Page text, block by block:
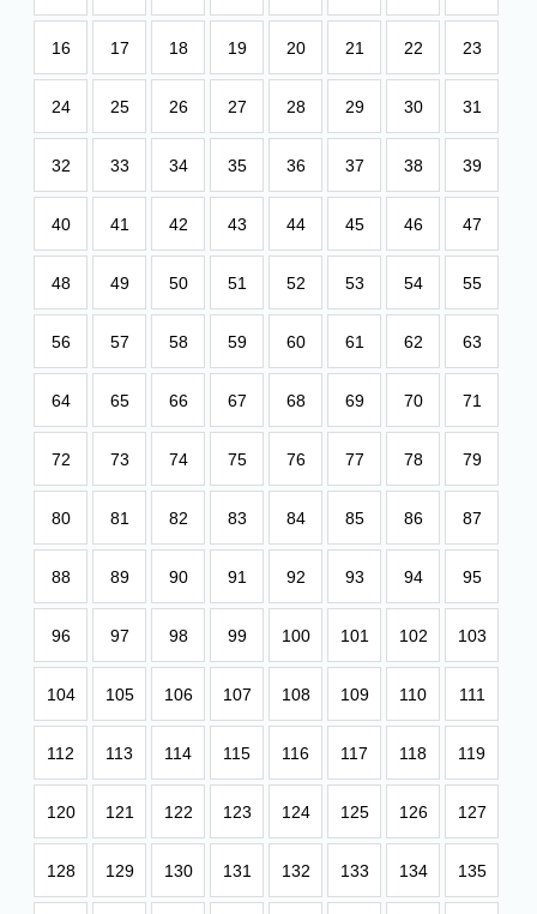
16 17 18 19 20 21 22 23
24 25 26 27 28 29 30 31
32 33 34 35 36 37 38 39
40 41 42 43 44 45 46 47
48 49 50 51 52 53 54 55
56 57 58 59 60 61 62 63
64 65 66 67 68 69 70 71
72 73 74 75 76 77 78 79
80 81 82 83 84 85 86 87
88 89 90 91 92 93 94 95
96 97 98 99 100 101 102 103
104 105 106 107 108 109 110 111
112 113 114 115 116 117 118 119
120 121 122 123 124 125 126 127
128 129 130 131 132 133 134 135